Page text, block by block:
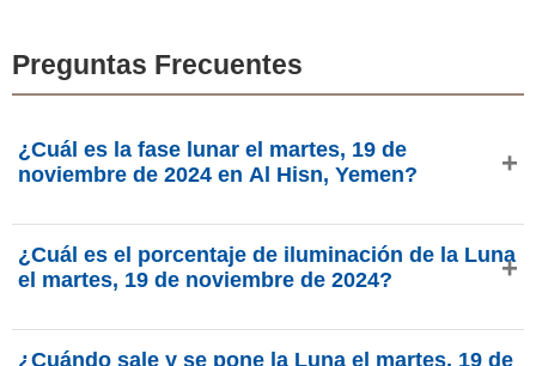
Preguntas Frecuentes
¿Cuál es la fase lunar el martes, 19 de
noviembre de 2024 en Al Hisn, Yemen?
Luna está en la fase Tercer Octante con 80.36% de
iluminación, tiene 19.08 días de edad y se encuentra en la
¿Cuál es el porcentaje de iluminación de la Luna
el martes, 19 de noviembre de 2024?
¿Cuándo sale y se pone la Luna el martes, 19 de